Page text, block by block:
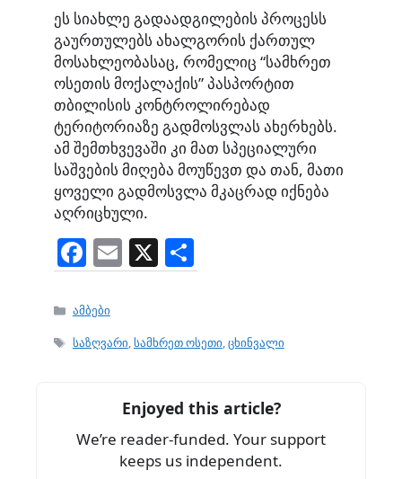
ეს სიახლე გადაადგილების პროცესს
გაურთულებს ახალგორის ქართულ
მოსახლეობასაც, რომელიც “სამხრეთ
ოსეთის მოქალაქის” პასპორტით
თბილისის კონტროლირებად
ტერიტორიაზე გადმოსვლას ახერხებს.
ამ შემთხვევაში კი მათ სპეციალური
საშვების მიღება მოუწევთ და თან, მათი
ყოველი გადმოსვლა მკაცრად იქნება
აღრიცხული.
F
a
c
e
o
k
E
m
l
X
h
e
Categories
ამბები
Tags
საზღვარი,სამხრეთ ოსეთი,ცხინვალი
Enjoyed this article?
We’re reader-funded. Your support
keeps us independent.